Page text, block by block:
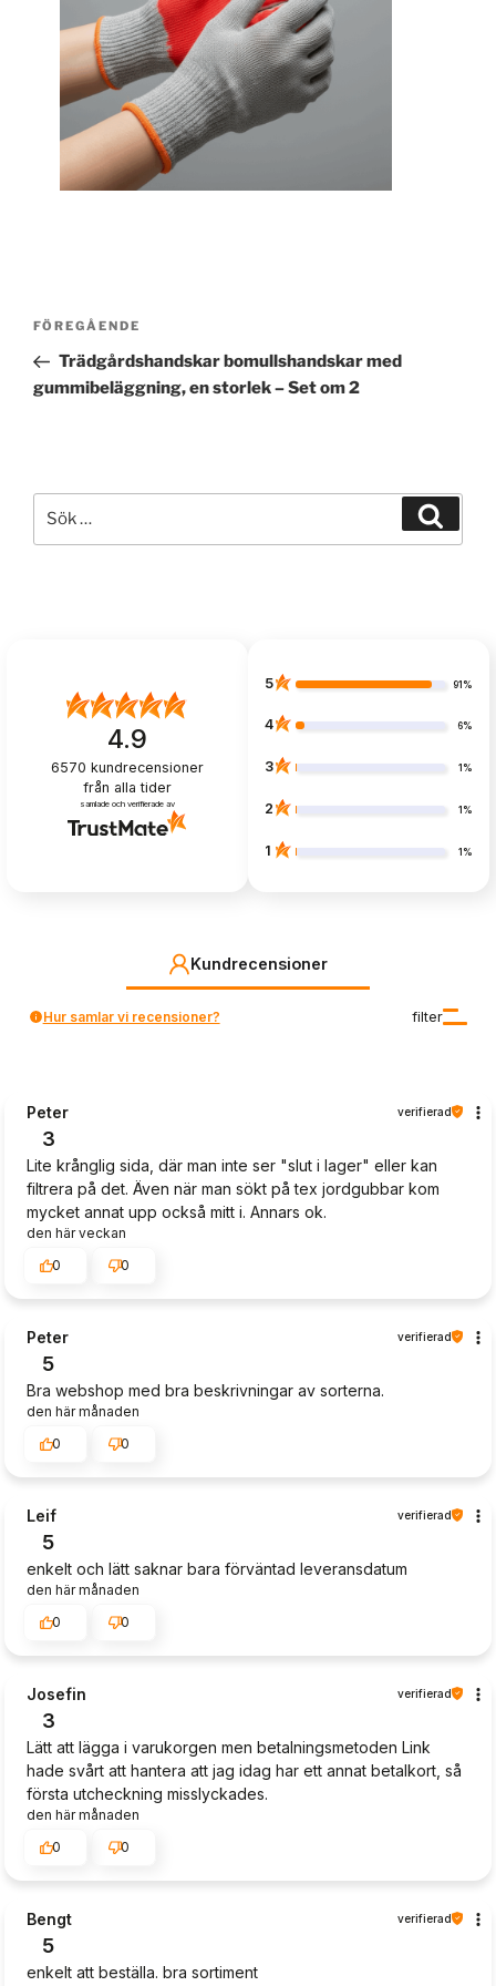
Inläggsnavigering
Föregående
inlägg
FÖREGÅENDE
Trädgårdshandskar bomullshandskar med
gummibeläggning, en storlek – Set om 2
efter:
4.9
6570 kundrecensioner
från alla tider
samlade och verifierade av
5 91%
4 6%
3 1%
2 1%
1 1%
Kundrecensioner
filter
Hur samlar vi recensioner?
Peter verifierad
3
Lite krånglig sida, där man inte ser "slut i lager" eller kan
filtrera på det. Även när man sökt på tex jordgubbar kom
mycket annat upp också mitt i. Annars ok.
den här veckan
0
0
Peter verifierad
5
Bra webshop med bra beskrivningar av sorterna.
den här månaden
0
0
Leif verifierad
5
enkelt och lätt saknar bara förväntad leveransdatum
den här månaden
0
0
Josefin verifierad
3
Lätt att lägga i varukorgen men betalningsmetoden Link
hade svårt att hantera att jag idag har ett annat betalkort, så
första utcheckning misslyckades.
den här månaden
0
0
Bengt verifierad
5
enkelt att beställa. bra sortiment